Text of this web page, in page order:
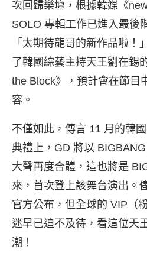
次回歸樂壇，根據韓媒《
SOLO 專輯工作已進入最後
「太期待龍哥的新作品啦！
了韓國綜藝主持天王劉在錫
the Block》，預計會在節目
容。
不僅如此，傳言 11 月的韓
典禮上，GD 將以
大聲再度合體，這也將是
來，首次登上該舞台演出。
官方公布，但全球的 VIP（
迷早已迫不及待，看這位天
潮！